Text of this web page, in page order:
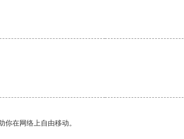
在网络上自由移动。